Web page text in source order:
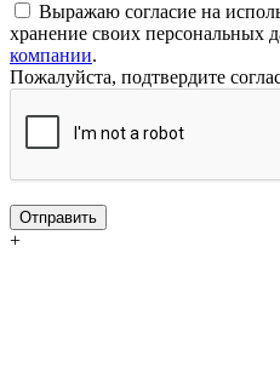
Выражаю согласие на
хранение своих персональных
компании.
Пожалуйста, подтвердите
Отправить
+